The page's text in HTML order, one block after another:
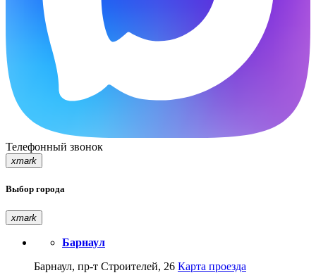
Телефонный звонок
xmark
Выбор города
xmark
Барнаул
Барнаул, пр-т Строителей, 26 Карта проезда